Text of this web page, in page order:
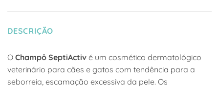
DESCRIÇÃO
O Champô SeptiActiv é um cosmético dermatológico
veterinário para cães e gatos com tendência para a
seborreia, escamação excessiva da pele. Os